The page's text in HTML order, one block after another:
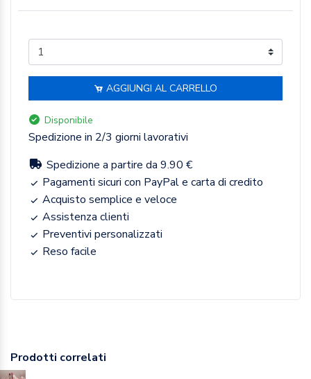
AGGIUNGI AL CARRELLO
Disponibile
Spedizione in 2/3 giorni lavorativi
Spedizione a partire da 9.90 €
Pagamenti sicuri con PayPal e carta di credito
Acquisto semplice e veloce
Assistenza clienti
Preventivi personalizzati
Reso facile
Prodotti correlati